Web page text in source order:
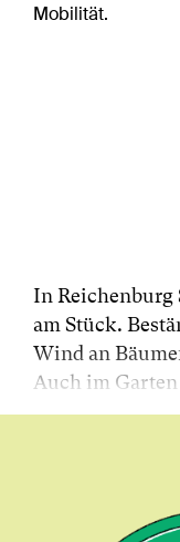
Mobilität.
In Reichenburg
am Stück.
Wind an
Auch im